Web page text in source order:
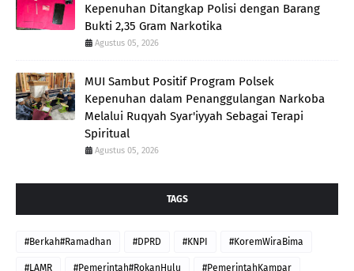
Kepenuhan Ditangkap Polisi dengan Barang
Bukti 2,35 Gram Narkotika
Agustus 05, 2026
MUI Sambut Positif Program Polsek
Kepenuhan dalam Penanggulangan Narkoba
Melalui Ruqyah Syar'iyyah Sebagai Terapi
Spiritual
Agustus 05, 2026
TAGS
#Berkah#Ramadhan #DPRD #KNPI #KoremWiraBima
#LAMR #Pemerintah#RokanHulu #PemerintahKampar